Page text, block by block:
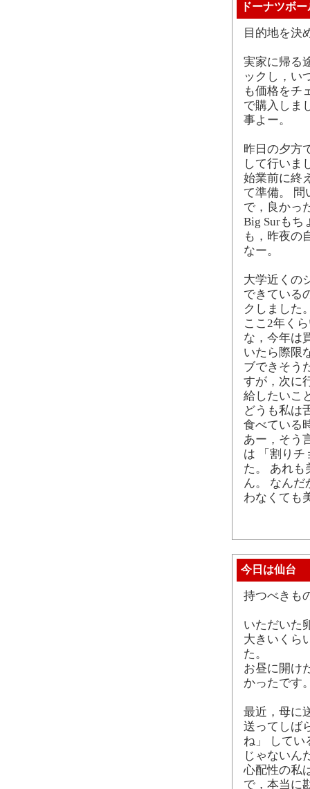
ドーナツボー
目的地を決
実家に帰る
ックし，い
も価格をチ
で購入しま
事よー。
昨日の夕方
して行いま
始業前に終
て準備。 問
で，良かっ
Big Surもち
も，昨夜の
なー。
大学近くの
できている
クしました
ここ2年く
な，今年は
いたら際限
ブできそう
すが，次に
給したいこ
どうも私は
食べている
あー，そう
は 「割りチ
た。 あれも
ん。 なんだ
わなくても
今日は仙台
持つべきも
いただいた
大きいくら
た。
お昼に開け
かったです
最近，母に
送ってしば
ね」 してい
じゃないん
心配性の私
で，本当に